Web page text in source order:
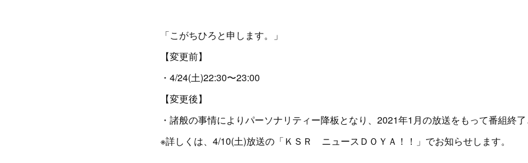
「こがちひろと申します。」
【変更前】
・4/24(土)22:30〜23:00
【変更後】
・諸般の事情によりパーソナリティー降板となり、2021年1月の放送をもって番組終了
※詳しくは、4/10(土)放送の「ＫＳＲ ニュースＤＯＹＡ！！」でお知らせします。